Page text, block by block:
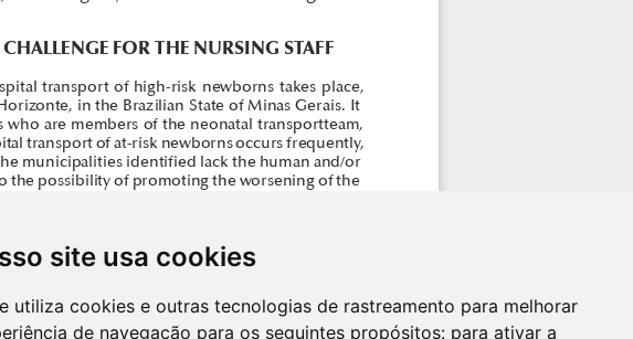
site usa cookies
utiliza cookies e outras tecnologias de rastreamento para melhorar
de navegação para os seguintes propósitos: para ativar a